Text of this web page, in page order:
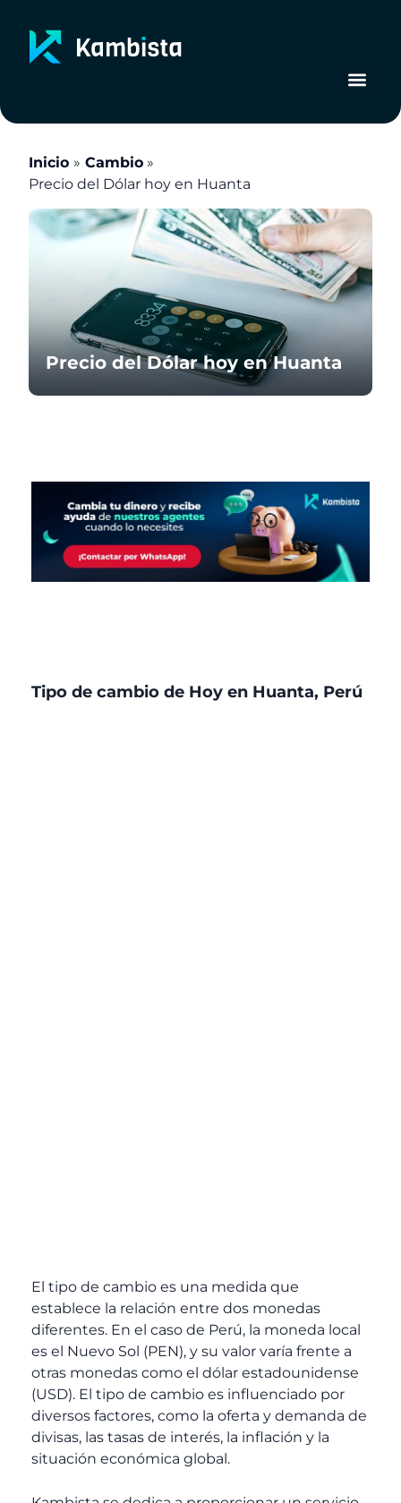
contenido
Inicio
Cambio
Precio del Dólar hoy en Huanta
Precio del Dólar hoy en Huanta
Tipo de cambio de Hoy en Huanta, Perú
El tipo de cambio es una medida que
establece la relación entre dos monedas
diferentes. En el caso de Perú, la moneda local
es el Nuevo Sol (PEN), y su valor varía frente a
otras monedas como el dólar estadounidense
(USD). El tipo de cambio es influenciado por
diversos factores, como la oferta y demanda de
divisas, las tasas de interés, la inflación y la
situación económica global.